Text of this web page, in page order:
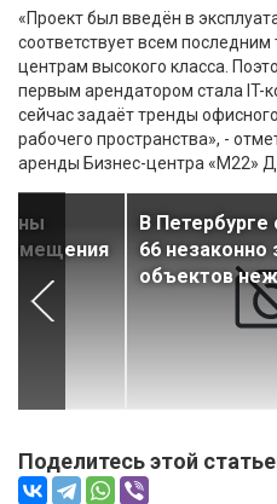
«Проект был введён в
соответствует всем
центрам высокого класса.
первым арендатором стала IT-
сейчас задаёт тренды
рабочего пространства», -
аренды Бизнес-центра «М22»
В Петербурге
66 незаконно
объектов
Поделитесь этой